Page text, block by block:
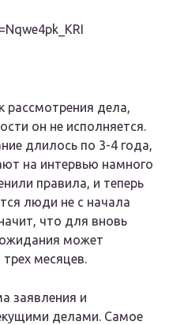
рассмотрения дела,
он не исполняется.
длилось по 3-4 года,
на интервью намного
правила, и теперь
люди не с начала
что для вновь
может
месяцев.
заявления и
делами. Самое